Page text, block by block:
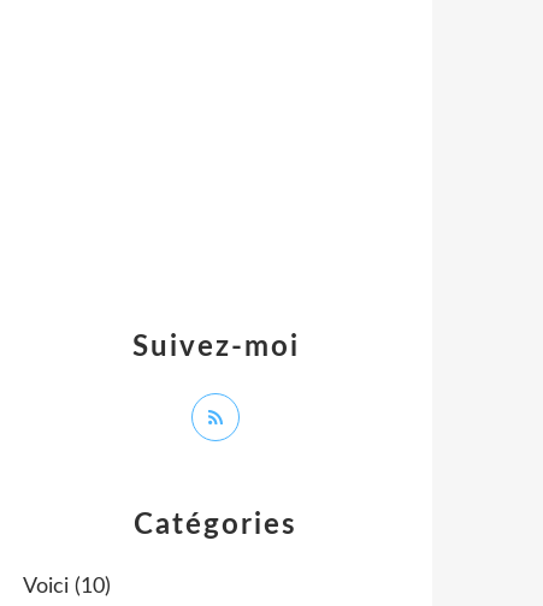
Catégories
Voici (10)
Suivez-moi